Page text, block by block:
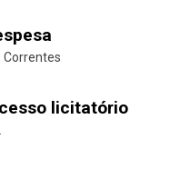
Correntes
licitatório